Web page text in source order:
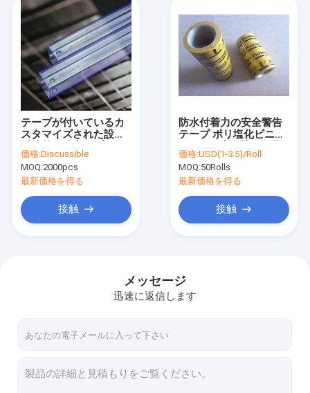
テープが付いているカ
スタマイズされた設計
チック管
価格:Discussible
MOQ:2000pcs
最新価格を得る
接触
防水付着力の安全警告
テープ ポリ塩化ビニー
すテープ
価格:USD(1-3.5)/Roll
MOQ:50Rolls
最新価格を得る
接触
メッセージ
迅速に返信します